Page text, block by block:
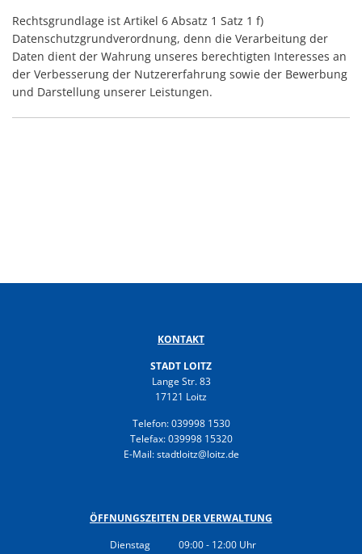
Rechtsgrundlage ist Artikel 6 Absatz 1 Satz 1 f)
Datenschutzgrundverordnung, denn die Verarbeitung der
Daten dient der Wahrung unseres berechtigten Interesses an
der Verbesserung der Nutzererfahrung sowie der Bewerbung
und Darstellung unserer Leistungen.
KONTAKT
STADT LOITZ
Lange Str. 83
17121 Loitz
Telefon: 039998 1530
Telefax: 039998 15320
E-Mail: stadtloitz@loitz.de
ÖFFNUNGSZEITEN DER VERWALTUNG
Dienstag
09:00- 12:00 Uhr